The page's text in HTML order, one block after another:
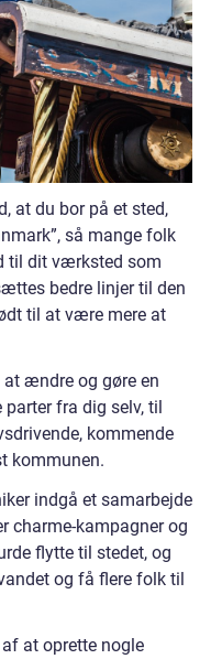
at du bor på et sted,
så mange folk
til dit værksted som
bedre linjer til den
til at være mere at
ændre og gøre en
fra dig selv, til
kommende
kommunen.
indgå et samarbejde
charme-kampagner og
flytte til stedet, og
og få flere folk til
at oprette nogle